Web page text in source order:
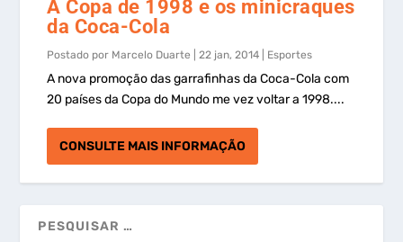
A Copa de 1998 e os minicraques
da Coca-Cola
Postado por Marcelo Duarte |22 jan, 2014 Esportes
A nova promoção das garrafinhas da Coca-Cola com
20 países da Copa do Mundo me vez voltar a 1998....
CONSULTE MAIS INFORMAÇÃO